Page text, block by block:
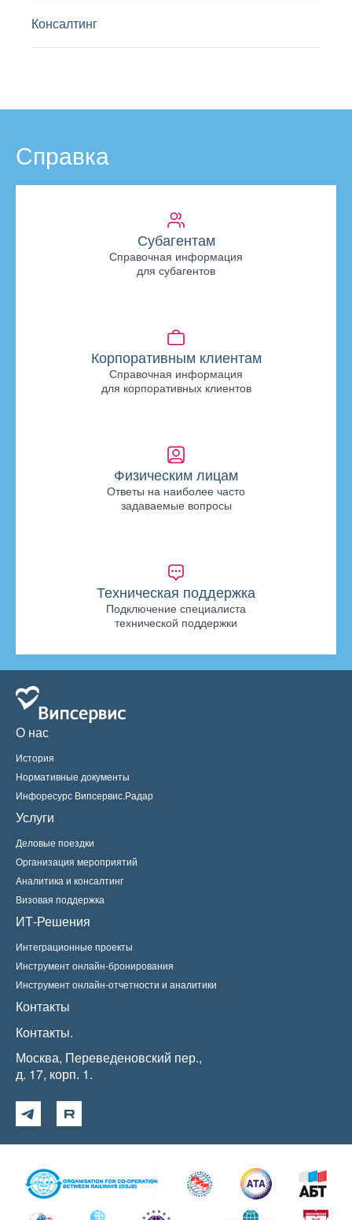
Консалтинг
Справка
Субагентам
Справочная информация
для субагентов
Корпоративным клиентам
Справочная информация
для корпоративных клиентов
Физическим лицам
Ответы на наиболее часто
задаваемые вопросы
Техническая поддержка
Подключение специалиста
технической поддержки
О нас
История
Нормативные документы
Инфоресурс Випсервис.Радар
Услуги
Деловые поездки
Организация мероприятий
Аналитика и консалтинг
Визовая поддержка
ИТ-Решения
Интеграционные проекты
Инструмент онлайн-бронирования
Инструмент онлайн-отчетности и аналитики
Контакты
Контакты.
Москва, Переведеновский пер.,
д. 17, корп. 1.